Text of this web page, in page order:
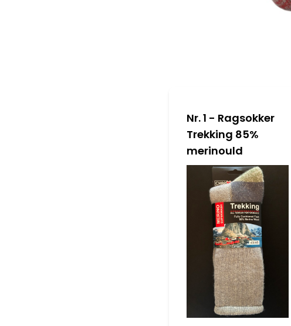
Nr. 1 - Ragsokker
Trekking 85%
merinould